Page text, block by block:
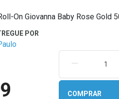
On Giovanna Baby Rose Gold
REMOVER
COMPRAR